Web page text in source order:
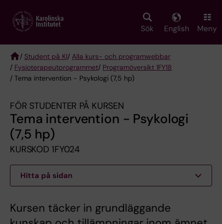
main
Sök English Meny
Breadcrumb
/ Student på KI/ Alla kurs- och programwebbar
/ Fysioterapeut­programmet/ Programöversikt 1FY18
/ Tema intervention - Psykologi (7,5 hp)
FÖR STUDENTER PÅ KURSEN
Tema intervention - Psykologi
(7,5 hp)
KURSKOD 1FY024
Hitta på sidan
Kursen täcker in grundläggande